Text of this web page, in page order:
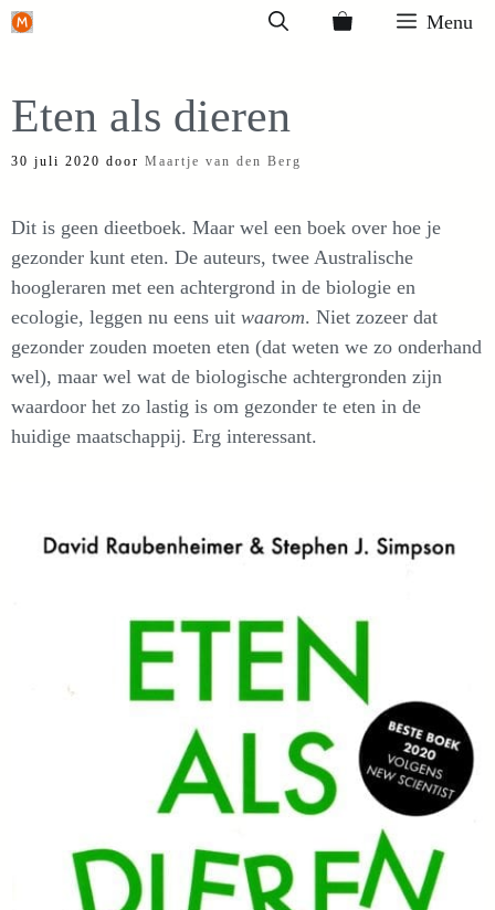
Ga
inhoud
Menu
Eten als dieren
30 juli 2020 door Maartje van den Berg
Dit is geen dieetboek. Maar wel een boek over hoe je
gezonder kunt eten. De auteurs, twee Australische
hoogleraren met een achtergrond in de biologie en
ecologie, leggen nu eens uit waarom. Niet zozeer dat
gezonder zouden moeten eten (dat weten we zo onderhand
wel), maar wel wat de biologische achtergronden zijn
waardoor het zo lastig is om gezonder te eten in de
huidige maatschappij. Erg interessant.